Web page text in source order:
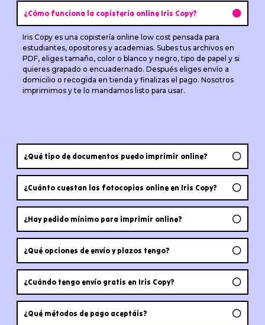
¿Cómo funciona la copistería online Iris Copy?
Iris Copy es una copistería online low cost pensada para
estudiantes, opositores y academias. Subes tus archivos en
PDF, eliges tamaño, color o blanco y negro, tipo de papel y si
quieres grapado o encuadernado. Después eliges envío a
domicilio o recogida en tienda y finalizas el pago. Nosotros
imprimimos y te lo mandamos listo para usar.
¿Qué tipo de documentos puedo imprimir online?
¿Cuánto cuestan las fotocopias online en Iris Copy?
¿Hay pedido mínimo para imprimir online?
¿Qué opciones de envío y plazos tengo?
¿Cuándo tengo envío gratis en Iris Copy?
¿Qué métodos de pago aceptáis?